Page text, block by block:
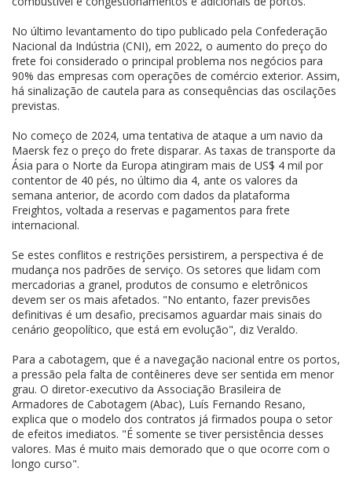
No último levantamento do tipo publicado pela Confederação
Nacional da Indústria (CNI), em 2022, o aumento do preço do
frete foi considerado o principal problema nos negócios para
90% das empresas com operações de comércio exterior. Assim,
há sinalização de cautela para as consequências das oscilações
previstas.
No começo de 2024, uma tentativa de ataque a um navio da
Maersk fez o preço do frete disparar. As taxas de transporte da
Ásia para o Norte da Europa atingiram mais de US$ 4 mil por
contentor de 40 pés, no último dia 4, ante os valores da
semana anterior, de acordo com dados da plataforma
Freightos, voltada a reservas e pagamentos para frete
internacional.
Se estes conflitos e restrições persistirem, a perspectiva é de
mudança nos padrões de serviço. Os setores que lidam com
mercadorias a granel, produtos de consumo e eletrônicos
devem ser os mais afetados. "No entanto, fazer previsões
definitivas é um desafio, precisamos aguardar mais sinais do
cenário geopolítico, que está em evolução", diz Veraldo.
Para a cabotagem, que é a navegação nacional entre os portos,
a pressão pela falta de contêineres deve ser sentida em menor
grau. O diretor-executivo da Associação Brasileira de
Armadores de Cabotagem (Abac), Luís Fernando Resano,
explica que o modelo dos contratos já firmados poupa o setor
de efeitos imediatos. "É somente se tiver persistência desses
valores. Mas é muito mais demorado que o que ocorre com o
longo curso".